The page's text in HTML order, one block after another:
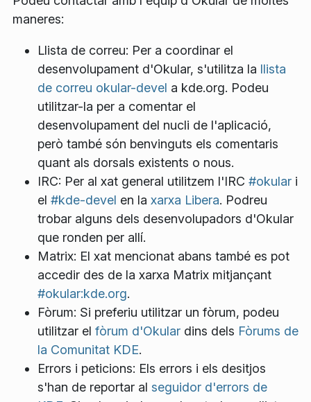
maneres:
Llista de correu: Per a coordinar el
desenvolupament d'Okular, s'utilitza la llista
de correu okular-devel a kde.org. Podeu
utilitzar-la per a comentar el
desenvolupament del nucli de l'aplicació,
però també són benvinguts els comentaris
quant als dorsals existents o nous.
IRC: Per al xat general utilitzem l'IRC #okular i
el #kde-devel en la xarxa Libera. Podreu
trobar alguns dels desenvolupadors d'Okular
que ronden per allí.
Matrix: El xat mencionat abans també es pot
accedir des de la xarxa Matrix mitjançant
#okular:kde.org.
Fòrum: Si preferiu utilitzar un fòrum, podeu
utilitzar el fòrum d'Okular dins dels Fòrums de
la Comunitat KDE.
Errors i peticions: Els errors i els desitjos
s'han de reportar al seguidor d'errors de